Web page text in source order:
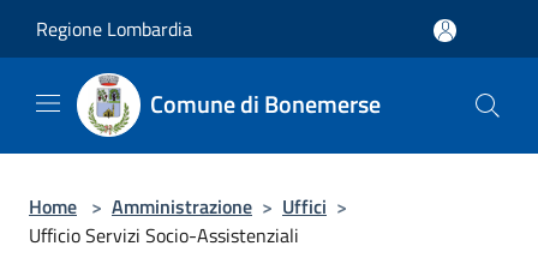
Regione Lombardia
Comune di Bonemerse
Home > Amministrazione > Uffici >
Ufficio Servizi Socio-Assistenziali